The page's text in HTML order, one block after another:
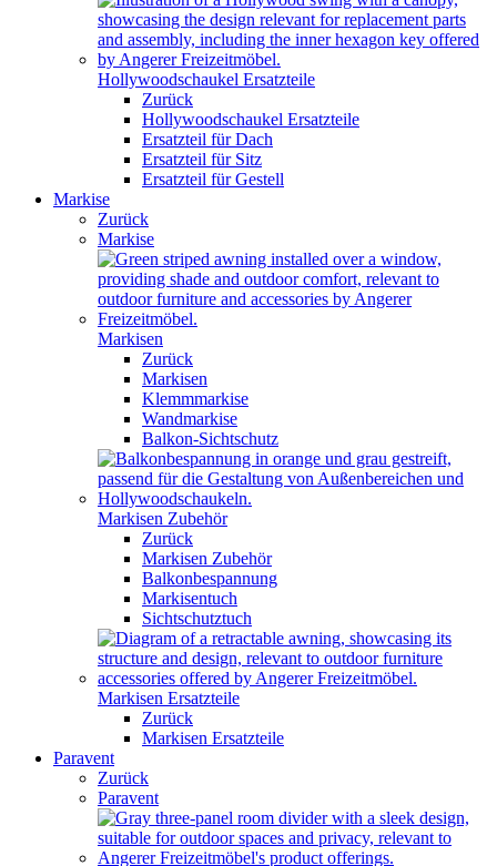
Hollywoodschaukel Ersatzteile
Zurück
Hollywoodschaukel Ersatzteile
Ersatzteil für Dach
Ersatzteil für Sitz
Ersatzteil für Gestell
Markise
Zurück
Markise
Markisen
Zurück
Markisen
Klemmmarkise
Wandmarkise
Balkon-Sichtschutz
Markisen Zubehör
Zurück
Markisen Zubehör
Balkonbespannung
Markisentuch
Sichtschutztuch
Markisen Ersatzteile
Zurück
Markisen Ersatzteile
Paravent
Zurück
Paravent